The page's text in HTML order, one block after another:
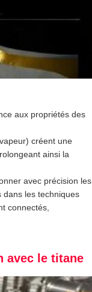
aux propriétés des
créent une
ainsi la
avec précision les
dans les techniques
connectés,
avec le titane